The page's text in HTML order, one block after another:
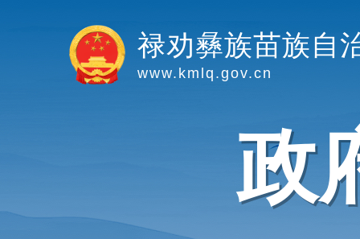
禄劝彝族苗族自
www.kmlq.gov.cn
政